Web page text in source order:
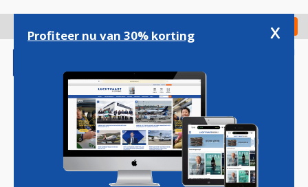
gaan
Check in
Magazine Podcasts Vacatures
Profiteer nu van 30% korting x